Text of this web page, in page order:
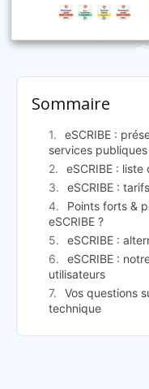
Sommaire
eSCRIBE :
services
eSCRIBE :
eSCRIBE :
Points forts &
eSCRIBE ?
eSCRIBE :
eSCRIBE :
utilisateurs
Vos questions
technique